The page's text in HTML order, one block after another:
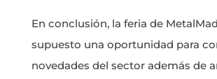
En conclusión, la feria de
supuesto una oportunidad para
novedades del sector además de